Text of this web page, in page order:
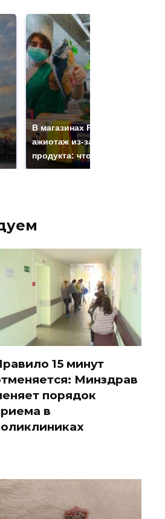
В магазинах России
ажиотаж из-за этого
продукта: что купить?
15 минут
Минздрав
порядок
в